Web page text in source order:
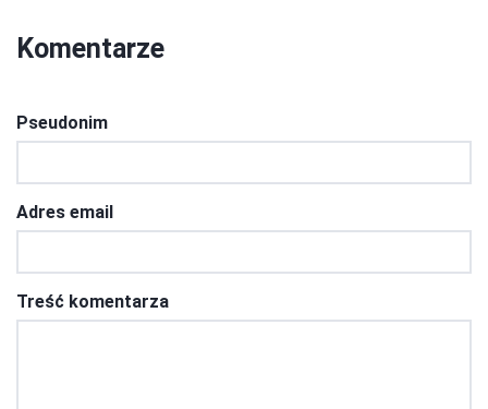
Komentarze
Pseudonim
Adres email
Treść komentarza